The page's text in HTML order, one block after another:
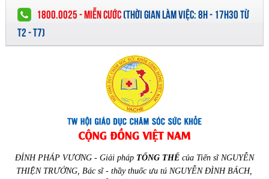
1800.0025 - MIỄN CƯỚC(THỜI GIAN LÀM VIỆC:8H - 17H30 TỪ
T2 - T7)
ĐỈNH PHÁP VƯƠNG - Giải pháp TỔNG THỂcủa Tiến sĩ NGUYỄN
THIỆN TRƯỞNG, Bác sĩ - thầy thuốc ưu tú NGUYỄN ĐÌNH BÁCH,